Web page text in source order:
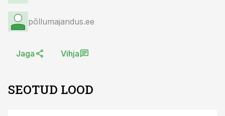
põllumajandus.ee
Jaga Vihja
SEOTUD LOOD